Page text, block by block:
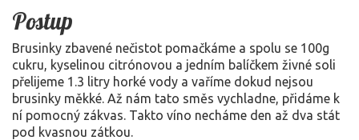
Postup
Brusinky zbavené nečistot pomačkáme a spolu se 100g
cukru, kyselinou citrónovou a jedním balíčkem živné soli
přelijeme 1.3 litry horké vody a vaříme dokud nejsou
brusinky měkké. Až nám tato směs vychladne, přidáme k
ní pomocný zákvas. Takto víno necháme den až dva stát
pod kvasnou zátkou.